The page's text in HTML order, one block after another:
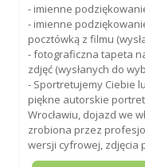
- imienne
- imienne
pocztówką z filmu
- fotograficzna tapeta
zdjęć (wysłanych do
- Sportretujemy Ciebie
piękne autorskie
Wrocławiu, dojazd we
zrobiona przez
wersji cyfrowej, zdjęcia